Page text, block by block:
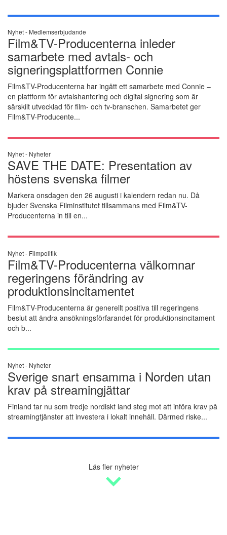
Nyhet - Medlemserbjudande
Film&TV-Producenterna inleder
samarbete med avtals- och
signeringsplattformen Connie
Film&TV-Producenterna har ingått ett samarbete med Connie –
en plattform för avtalshantering och digital signering som är
särskilt utvecklad för film- och tv-branschen. Samarbetet ger
Film&TV-Producente...
Nyhet - Nyheter
SAVE THE DATE: Presentation av
höstens svenska filmer
Markera onsdagen den 26 augusti i kalendern redan nu. Då
bjuder Svenska Filminstitutet tillsammans med Film&TV-
Producenterna in till en...
Nyhet - Filmpolitik
Film&TV-Producenterna välkomnar
regeringens förändring av
produktionsincitamentet
Film&TV-Producenterna är generellt positiva till regeringens
beslut att ändra ansökningsförfarandet för produktionsincitament
och b...
Nyhet - Nyheter
Sverige snart ensamma i Norden utan
krav på streamingjättar
Finland tar nu som tredje nordiskt land steg mot att införa krav på
streamingtjänster att investera i lokalt innehåll. Därmed riske...
Läs fler nyheter